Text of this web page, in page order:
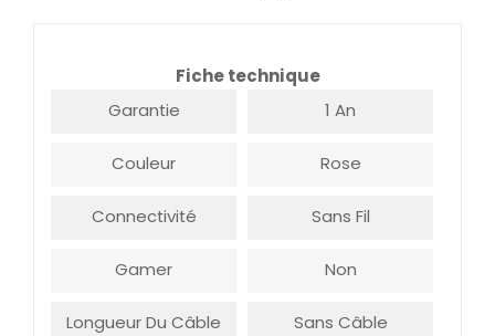
Fiche technique
Garantie
1 An
Couleur Rose
Connectivité Sans Fil
Gamer Non
Longueur Du Câble Sans Câble